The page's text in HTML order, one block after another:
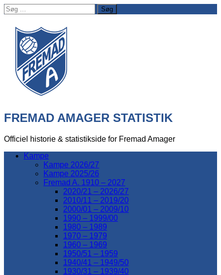
Søg
efter:
FREMAD AMAGER STATISTIK
Officiel historie & statistikside for Fremad Amager
Kampe
Kampe 2026/27
Kampe 2025/26
Fremad A. 1910 – 2027
2020/21 – 2026/27
2010/11 – 2019/20
2000/01 – 2009/10
1990 – 1999/00
1980 – 1989
1970 – 1979
1960 – 1969
1950/51 – 1959
1940/41 – 1949/50
1930/31 – 1939/40